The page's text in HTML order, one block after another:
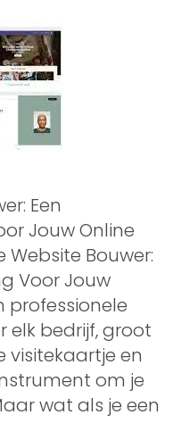
Een
Jouw Online
Bouwer:
Voor Jouw
professionele
elk bedrijf, groot
visitekaartje en
om je
wat als je een